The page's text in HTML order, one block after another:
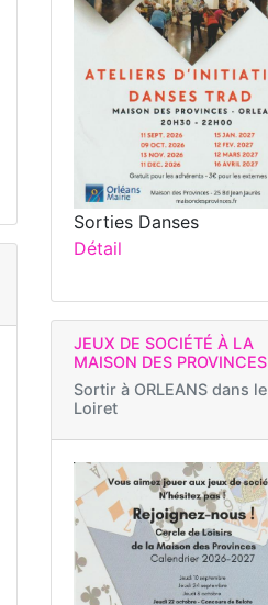
Sorties Danses
Détail
JEUX DE SOCIÉTÉ À LA
MAISON DES PROVINCES
Sortir à ORLEANS dans le
Loiret